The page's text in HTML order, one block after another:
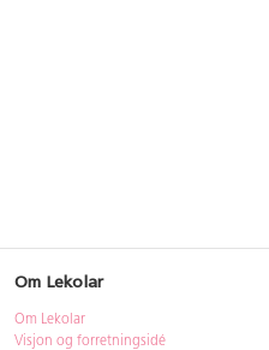
Om Lekolar
Om Lekolar
Visjon og forretningsidé